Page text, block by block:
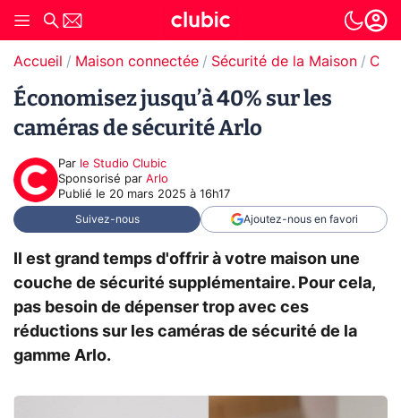
Accueil Maison connectée Sécurité de la Maison
Économisez jusqu’à 40% sur les
caméras de sécurité Arlo
Par le Studio Clubic
sponsorisé par Arlo
Publié le 20 mars 2025 à 16h17
Suivez-nous Ajoutez-nous en favori
Il est grand temps d'offrir à votre maison une
couche de sécurité supplémentaire. Pour cela,
pas besoin de dépenser trop avec ces
réductions sur les caméras de sécurité de la
gamme Arlo.